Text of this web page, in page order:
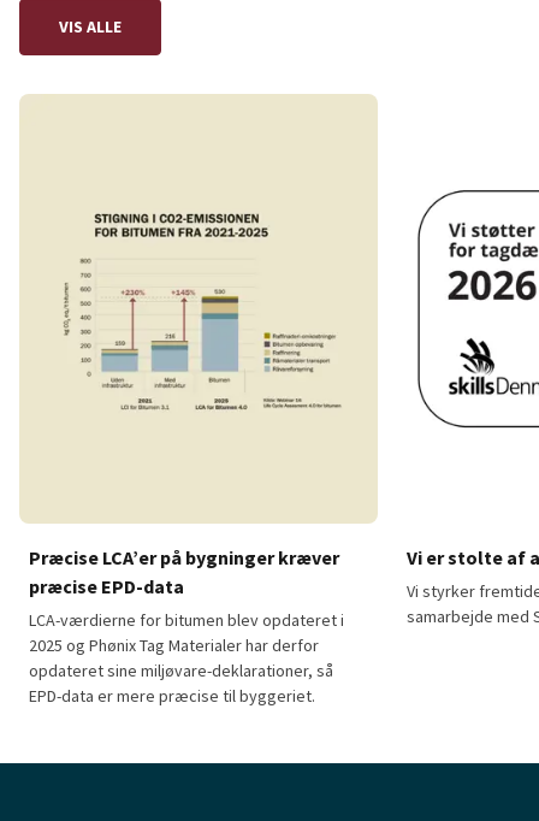
VIS ALLE
Præcise LCA’er på bygninger kræver
præcise EPD-data
LCA-værdierne for bitumen blev opdateret i
2025 og Phønix Tag Materialer har derfor
opdateret sine miljøvare-deklarationer, så
EPD-data er mere præcise til byggeriet.
Præcise LCA’er på bygninger kræver præcise EPD-data
Vi er stolte af
Vi styrker
samarbejde med
Vi er stolte af at